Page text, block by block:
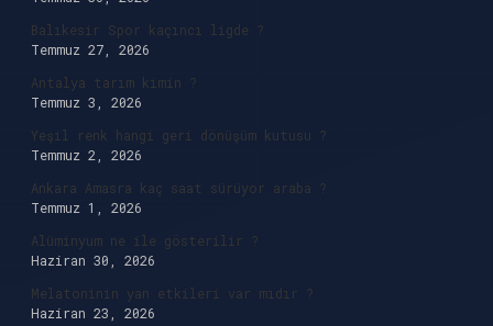
Balıkesir Spor kaçıncı ligde ?
Temmuz 27, 2026
Antalya tarım kimin ?
Temmuz 3, 2026
Yeşil renk hangi geri dönüşüm kutusu ?
Temmuz 2, 2026
Ankara Amasra kaç saat sürüyor araba ?
Temmuz 1, 2026
Alüminyum ne ile gösterilir ?
Haziran 30, 2026
Melatoninin yan etkileri var mıdır ?
Haziran 23, 2026